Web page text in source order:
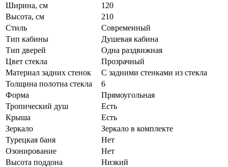
Ширина, см
120
Высота, см
210
Стиль
Современный
Тип кабины
Душевая кабина
Тип дверей
Одна раздвижная
Цвет стекла
Прозрачный
Материал задних стенок
С задними стенками из стекла
Толщина полотна стекла
6
Форма
Прямоугольная
Тропический душ
Есть
Крыша
Есть
Зеркало
Зеркало в комплекте
Турецкая баня
Нет
Озонирование
Нет
Высота поддона
Низкий